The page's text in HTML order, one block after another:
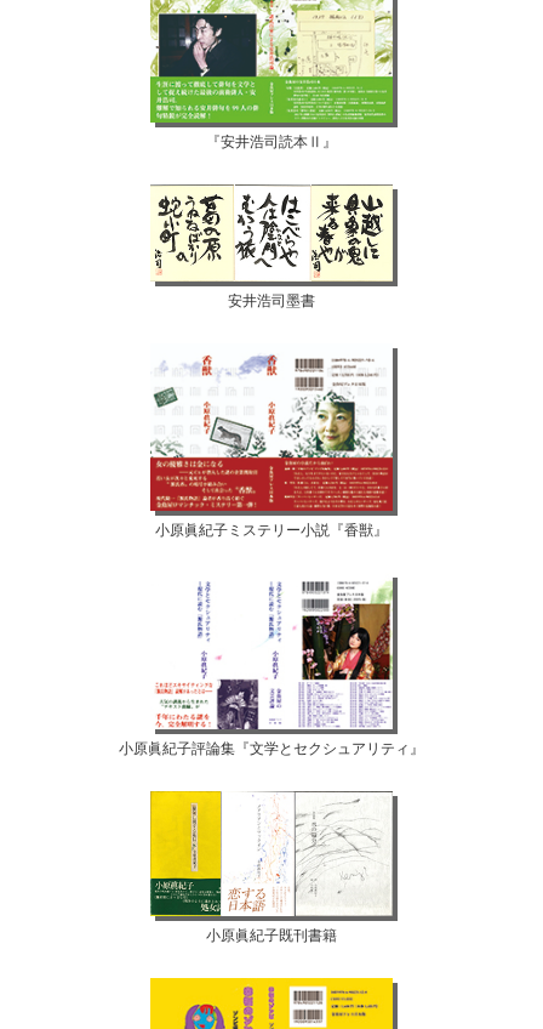
『安井浩司読本Ⅱ』
安井浩司墨書
小原眞紀子ミステリー小説『香獣』
小原眞紀子評論集『文学とセクシュアリティ』
小原眞紀子既刊書籍